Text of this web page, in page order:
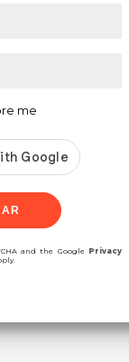
me
and the Google Privacy
a